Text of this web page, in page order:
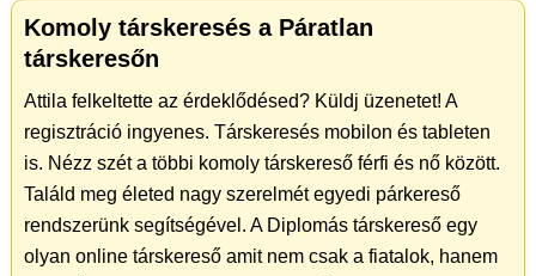
Komoly társkeresés a Páratlan
társkeresőn
Attila felkeltette az érdeklődésed? Küldj üzenetet! A
regisztráció ingyenes. Társkeresés mobilon és tableten
is. Nézz szét a többi komoly társkereső férfi és nő között.
Találd meg életed nagy szerelmét egyedi párkereső
rendszerünk segítségével. A Diplomás társkereső egy
olyan online társkereső amit nem csak a fiatalok, hanem